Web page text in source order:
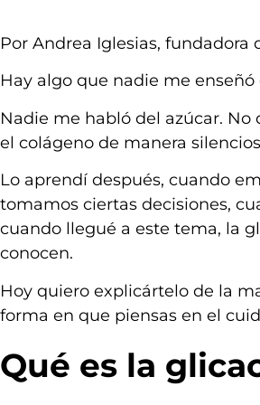
Por Andrea Iglesias, fundadora
Hay algo que nadie me
Nadie me habló del azúcar.
el colágeno de manera
Lo aprendí después, cuando
tomamos ciertas decisiones,
cuando llegué a este tema, la
conocen.
Hoy quiero explicártelo de la
forma en que piensas en el
Qué es la